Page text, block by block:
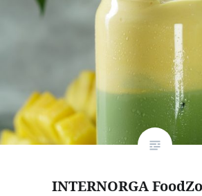
INTERNORGA